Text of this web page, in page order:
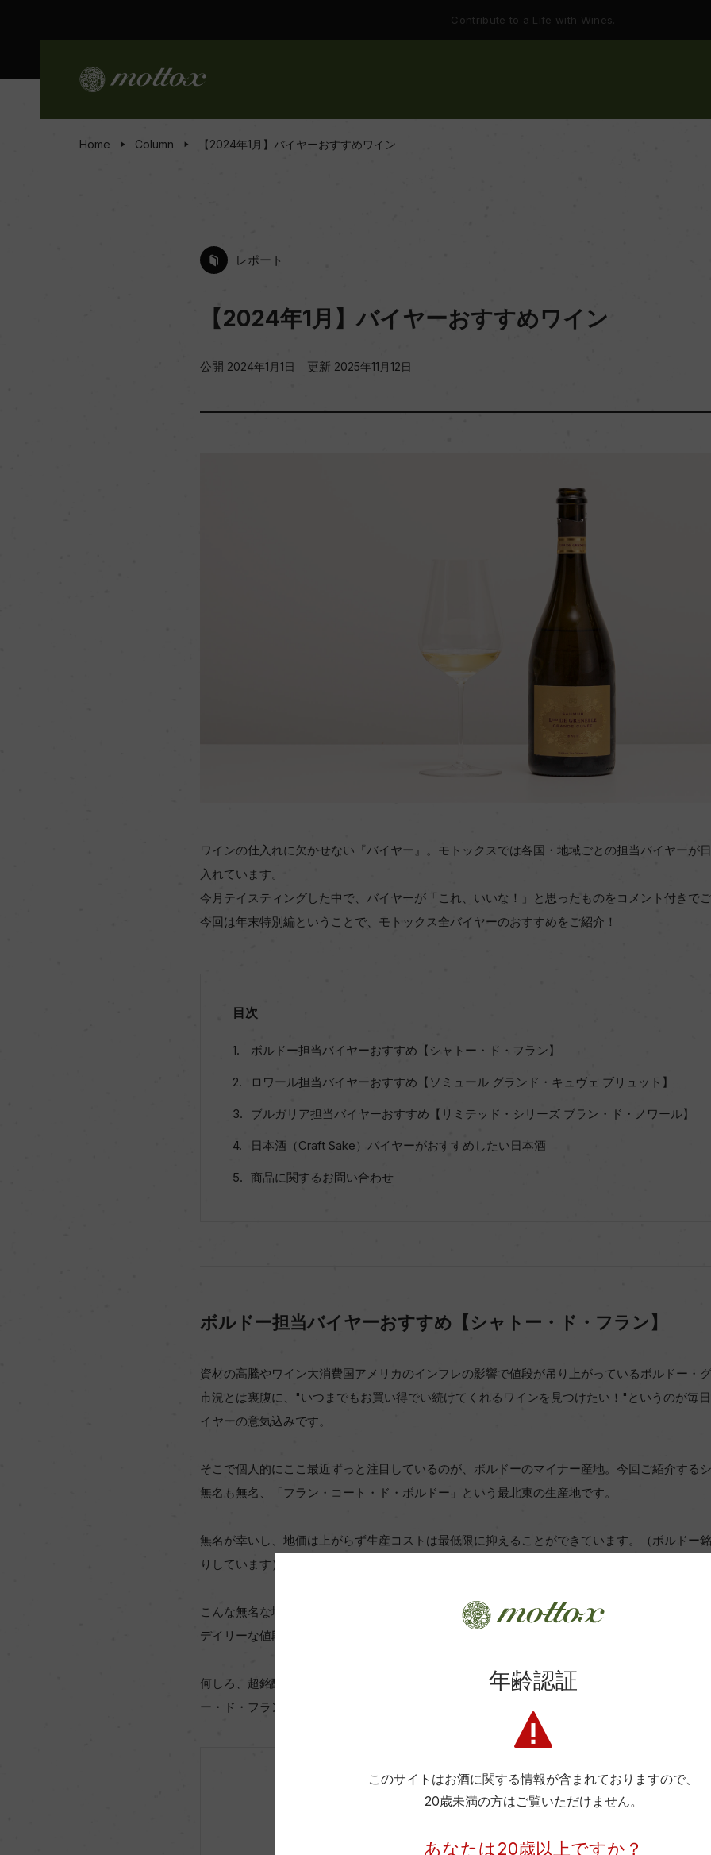
Contribute to a Life with Wines.
Home Column 【2024年1月】バイヤーおすすめワイン
レポート
【2024年1月】バイヤーおすすめワイン
公開 2024年1月1日 更新 2025年11月12日
ワインの仕入れに欠かせない『バイヤー』。モトックスでは各国・地域ごとの担当バイヤーが
入れています。
今月テイスティングした中で、バイヤーが「これ、いいな！」と思ったものをコメント付きで
今回は年末特別編ということで、モトックス全バイヤーのおすすめをご紹介！
目次
ボルドー担当バイヤーおすすめ【シャトー・ド・フラン】
ロワール担当バイヤーおすすめ【ソミュール グランド・キュヴェ ブリュット】
ブルガリア担当バイヤーおすすめ【リミテッド・シリーズ ブラン・ド・ノワール】
日本酒（Craft Sake）バイヤーがおすすめしたい日本酒
商品に関するお問い合わせ
ボルドー担当バイヤーおすすめ【シャトー・ド・フラン】
資材の高騰やワイン大消費国アメリカのインフレの影響で値段が吊り上がっているボルドー・
市況とは裏腹に、"いつまでもお買い得でい続けてくれるワインを見つけたい！"というのが毎
イヤーの意気込みです。
そこで個人的にここ最近ずっと注目しているのが、ボルドーのマイナー産地。今回ご紹介する
無名も無名、「フラン・コート・ド・ボルドー」という最北東の生産地です。
無名が幸いし、地価は上がらず生産コストは最低限に抑えることができています。（ボルドー
りしています）
こんな無名な地に超銘醸生産者2社（どちらも1本数万円もするワインを生む）が注目しコラボ
デイリーな値段で消費者を魅了したいという思いが詰まった、ありがたい一本です。
何しろ、超銘醸生産者が造ってくれている、というのが何よりの安心材料。彼らが培ってきた
ー・ド・フランにも詰め込んでくれているので品質は本当に一流、ありがたいワインです。
フランス
年齢認証
このサイトはお酒に関する情報が含まれておりますので、
20歳未満の方はご覧いただけません。
あなたは20歳以上ですか？